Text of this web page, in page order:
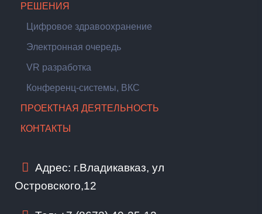
РЕШЕНИЯ
Цифровое здравоохранение
Электронная очередь
VR разработка
Конференц-системы, ВКС
ПРОЕКТНАЯ ДЕЯТЕЛЬНОСТЬ
КОНТАКТЫ
Адрес: г.Владикавказ, ул
Островского,12